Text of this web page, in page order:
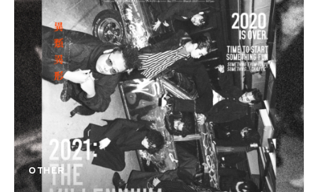
OTHER